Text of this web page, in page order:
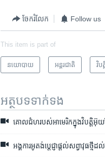
ចែករំលែក Follow us
This item is part of
នយោបាយ អន្តរជាតិ វិប
អត្ថបទ​ទាក់ទង
គោល​ជំហ​របស់​អាមេរិក​ក្នុង​វិបត្តិ​អ៊ុយ
អង្គការ​អូតង់​ប្តេជ្ញា​ផ្តល់​សព្វាវុធ​ថ្